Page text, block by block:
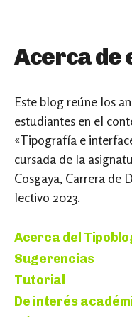
Acerca de
Este blog reúne los
estudiantes en el
«Tipografía e
cursada de la
Cosgaya, Carrera de
lectivo 2023.
Acerca del
Sugerencias
Tutorial
De interés